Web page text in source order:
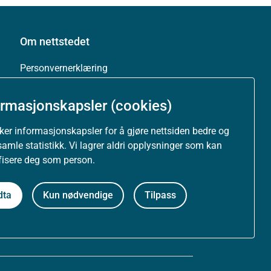
(cookies)
informasjonskapsler for å gjøre nettsiden bedre og
statistikk. Vi lagrer aldri opplysninger som kan
deg som person.
Kun nødvendige Tilpass
Om nettstedet
Personvernerklæring
Tilgjengelighetserklæring (uustatus.no)
Besøksstatistikk og informasjonskapsler
Nyhetsvarsel og abonnement
Åpne data (API)